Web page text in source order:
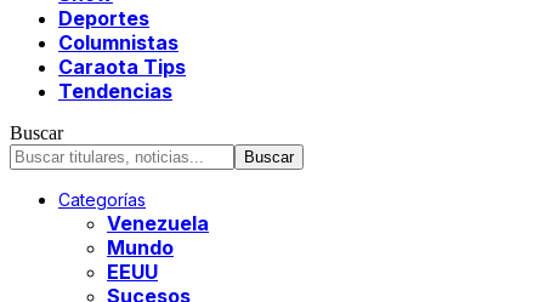
Deportes
Columnistas
Caraota Tips
Tendencias
Buscar
Categorías
Venezuela
Mundo
EEUU
Sucesos